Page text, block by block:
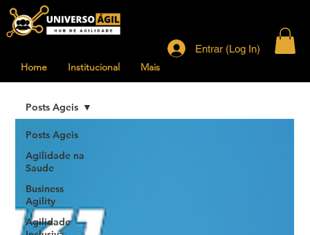
Home Institucional Mais
Entrar (Log In)
Posts Ageis
Agilidade na
Saude
Business
Agility
Agilidade
Posts Ageis